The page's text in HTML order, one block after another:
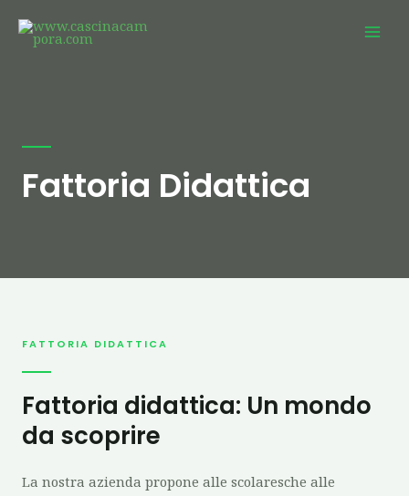
Fattoria Didattica
FATTORIA DIDATTICA
Fattoria didattica: Un mondo
da scoprire
La nostra azienda propone alle scolaresche alle